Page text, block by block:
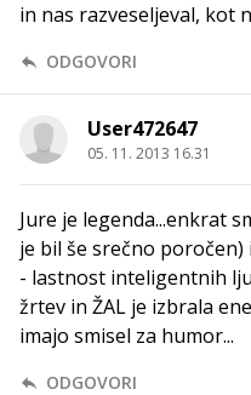
in nas razveseljeval, kot
ODGOVORI
User472647
05. 11. 2013 16.31
Jure je legenda...enkrat
je bil še srečno
- lastnost inteligentnih
žrtev in ŽAL je izbrala
imajo smisel za humor...
ODGOVORI